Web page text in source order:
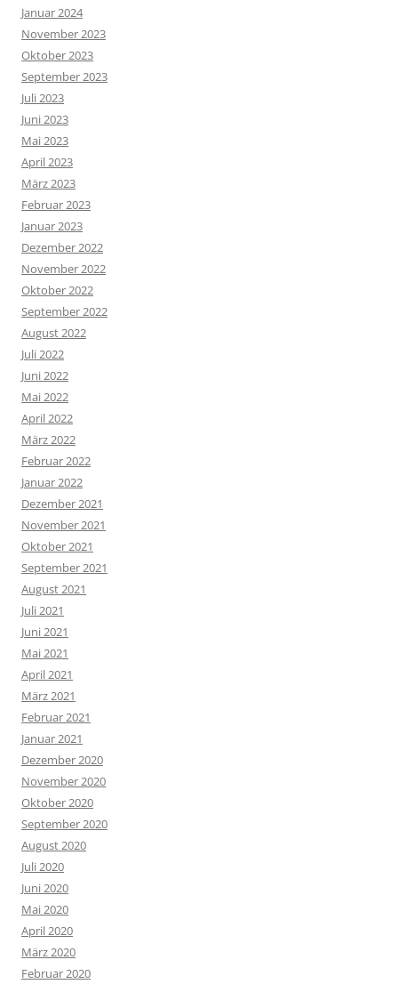
Januar 2024
November 2023
Oktober 2023
September 2023
Juli 2023
Juni 2023
Mai 2023
April 2023
März 2023
Februar 2023
Januar 2023
Dezember 2022
November 2022
Oktober 2022
September 2022
August 2022
Juli 2022
Juni 2022
Mai 2022
April 2022
März 2022
Februar 2022
Januar 2022
Dezember 2021
November 2021
Oktober 2021
September 2021
August 2021
Juli 2021
Juni 2021
Mai 2021
April 2021
März 2021
Februar 2021
Januar 2021
Dezember 2020
November 2020
Oktober 2020
September 2020
August 2020
Juli 2020
Juni 2020
Mai 2020
April 2020
März 2020
Februar 2020